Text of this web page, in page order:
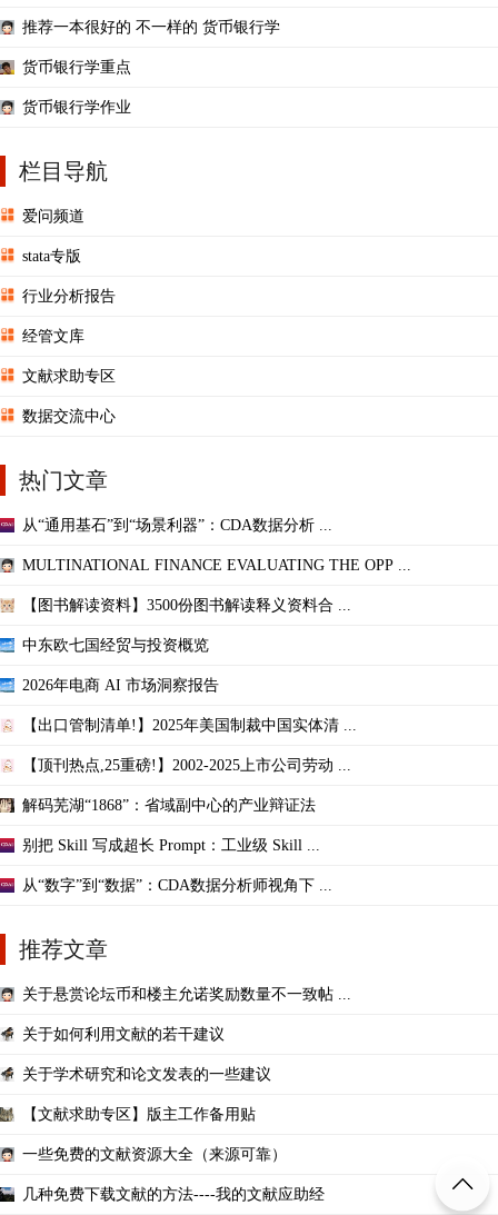
推荐一本很好的 不一样的 货币银行学
货币银行学重点
货币银行学作业
栏目导航
爱问频道
stata专版
行业分析报告
经管文库
文献求助专区
数据交流中心
热门文章
从“通用基石”到“场景利器”：CDA数据分析 ...
MULTINATIONAL FINANCE EVALUATING THE OPP ...
【图书解读资料】3500份图书解读释义资料合 ...
中东欧七国经贸与投资概览
2026年电商 AI 市场洞察报告
【出口管制清单!】2025年美国制裁中国实体清 ...
【顶刊热点,25重磅!】2002-2025上市公司劳动 ...
解码芜湖“1868”：省域副中心的产业辩证法
别把 Skill 写成超长 Prompt：工业级 Skill ...
从“数字”到“数据”：CDA数据分析师视角下 ...
推荐文章
关于悬赏论坛币和楼主允诺奖励数量不一致帖 ...
关于如何利用文献的若干建议
关于学术研究和论文发表的一些建议
【文献求助专区】版主工作备用贴
一些免费的文献资源大全（来源可靠）
几种免费下载文献的方法----我的文献应助经